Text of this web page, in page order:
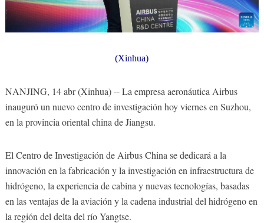
(Xinhua)
NANJING, 14 abr (Xinhua) -- La empresa aeronáutica Airbus
inauguró un nuevo centro de investigación hoy viernes en Suzhou,
en la provincia oriental china de Jiangsu.
El Centro de Investigación de Airbus China se dedicará a la
innovación en la fabricación y la investigación en infraestructura de
hidrógeno, la experiencia de cabina y nuevas tecnologías, basadas
en las ventajas de la aviación y la cadena industrial del hidrógeno en
la región del delta del río Yangtse.